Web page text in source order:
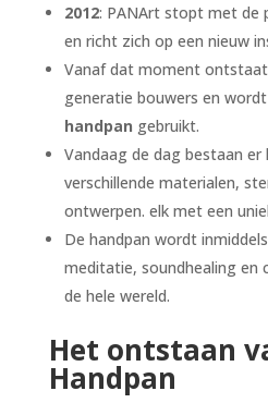
2012: PANArt stopt met de
en richt zich op een nieuw
Vanaf dat moment
generatie bouwers en
handpan gebruikt.
Vandaag de dag bestaan er
verschillende materialen,
ontwerpen. elk met een
De handpan wordt
meditatie, soundhealing en
de hele wereld.
Het ontstaan
Handpan